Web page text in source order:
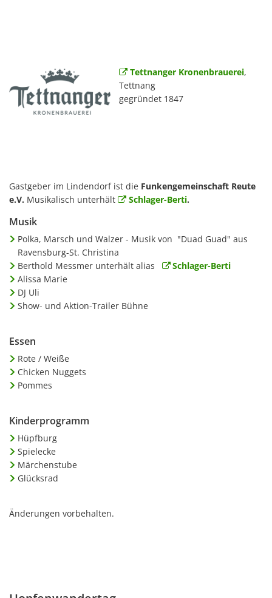
Tettnanger Kronenbrauerei,
Tettnang
gegründet 1847
Gastgeber im Lindendorf ist die Funkengemeinschaft Reute
e.V. Musikalisch unterhält Schlager-Berti.
Musik
Polka, Marsch und Walzer - Musik von "Duad Guad" aus
Ravensburg-St. Christina
Berthold Messmer unterhält alias
Schlager-Berti
Alissa Marie
DJ Uli
Show- und Aktion-Trailer Bühne
Essen
Rote / Weiße
Chicken Nuggets
Pommes
Kinderprogramm
Hüpfburg
Spielecke
Märchenstube
Glücksrad
Änderungen vorbehalten.